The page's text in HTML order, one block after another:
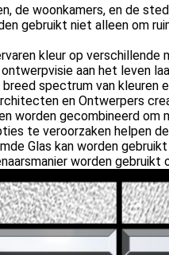
de woonkamers, en de
gebruikt niet alleen om
kleur op
aan het leven
spectrum van kleuren
en Ontwerpers
worden gecombineerd
te veroorzaken helpen
Glas kan worden
worden